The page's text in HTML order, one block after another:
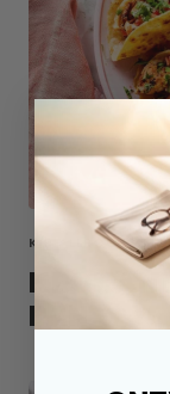
KIP ALLROUND MIX
PAN